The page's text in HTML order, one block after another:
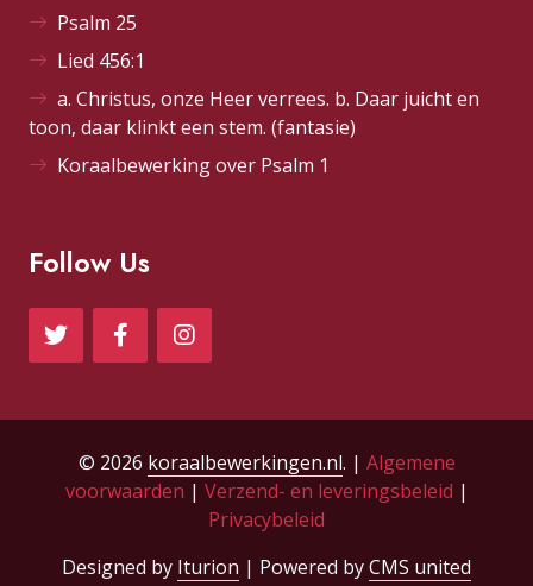
Psalm 25
Lied 456:1
a. Christus, onze Heer verrees. b. Daar juicht en
toon, daar klinkt een stem. (fantasie)
Koraalbewerking over Psalm 1
Follow Us
© 2026 koraalbewerkingen.nl. | Algemene
voorwaarden | Verzend- en leveringsbeleid |
Privacybeleid
Designed by Iturion | Powered byCMS united